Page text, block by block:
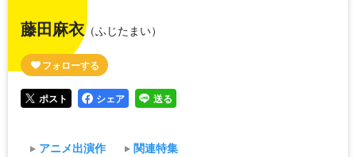
藤田麻衣（ふじたまい）
ポスト シェア 送る
アニメ出演作 関連特集